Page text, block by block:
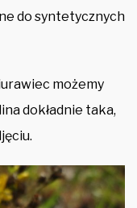
do syntetycznych
możemy
dokładnie taka,